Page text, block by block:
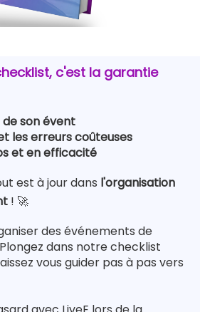
c'est la garantie
de son évent
les erreurs coûteuses
et en efficacité
est à jour dans l'organisation
! 🚀
des événements de
dans notre checklist
vous guider pas à pas vers